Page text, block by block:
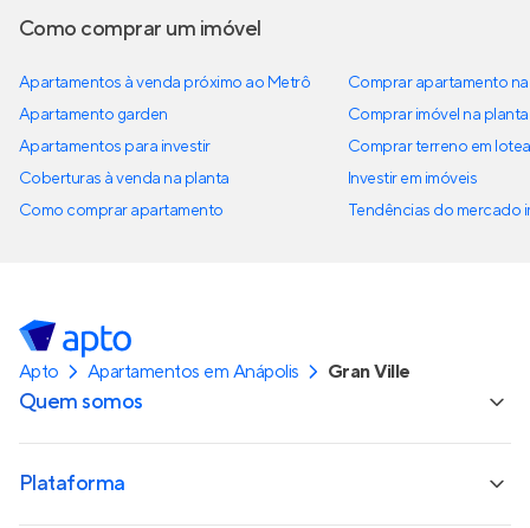
Como comprar um imóvel
Apartamentos à venda próximo ao Metrô
Apartamento garden
Apartamentos para investir
Coberturas à venda na planta
Como comprar apartamento
Comprar apartamento
Comprar imóvel na planta
Comprar terreno em
Investir em imóveis
Tendências do mercado
Apto Apartamentos em Anápolis Gran Ville
Quem somos
Plataforma